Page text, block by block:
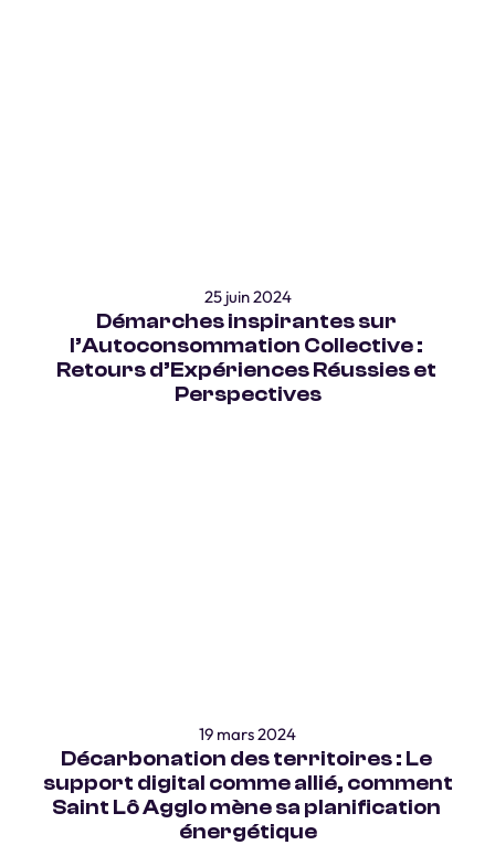
25 juin 2024
Démarches inspirantes sur
l’Autoconsommation Collective :
Retours d’Expériences Réussies et
Perspectives
19 mars 2024
Décarbonation des territoires : Le
support digital comme allié, comment
Saint Lô Agglo mène sa planification
énergétique